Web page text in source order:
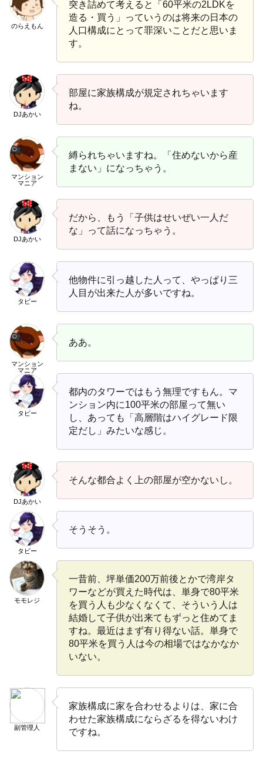
のらえもん
突き詰めて考えると「60平米の2LDKを
造る・買う」っていうのは将来の日本の
人口構成にとって罪深いことだと思いま
す。
DJあかい
部屋に家族構成が規定されちゃいます
ね。
マンション
マニア
縛られちゃいますね。「住めないから産
まない」になっちゃう。
DJあかい
だから、もう「子供はせいぜい一人だ
な」って話になっちゃう。
タビー
他物件に引っ越した人って、やっぱり三
人目が出来た人が多いですね。
マンション
マニア
ああ。
タビー
都内のタワーではもう無理ですもん。マ
ンション内に100平米の部屋って無い
し、あっても「高層階はハイグレード限
定だし」みたいな感じ。
DJあかい
そんな都合よく上の部屋が空かないし。
タビー
そうそう。
モモレジ
一昔前、坪単価200万前後とかで湾岸タ
ワーなどが買えた時代は、単身で80平米
を買う人も少なくなくて、そういう人は
結婚して子供が出来てもずっと住めてま
すね。最近はまず有り得ない話。単身で
80平米を買う人は今の相場ではなかなか
いない。
副管理人
家族構成に家を合わせるよりは、家に合
わせた家族構成にならざるを得ないわけ
ですね。